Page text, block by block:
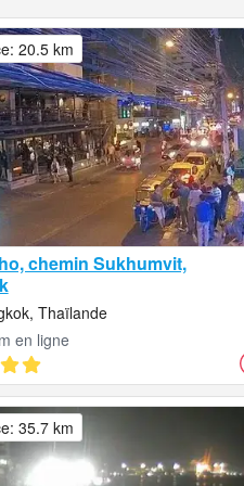
chemin Sukhumvit,
Thaïlande
en ligne
20.5 km
35.7 km